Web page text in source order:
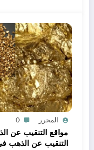
المحرر 0
مواقع التنقيب عن
التنقيب عن الذهب